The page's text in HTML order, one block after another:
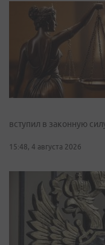
вступил в законную
15:48, 4 августа 2026